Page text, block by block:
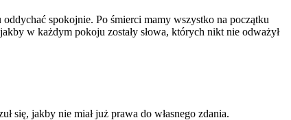
spokojnie. Po śmierci mamy wszystko na początku
w każdym pokoju zostały słowa, których nikt nie odważył
się, jakby nie miał już prawa do własnego zdania.